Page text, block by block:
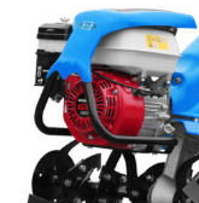
Επιλέξτε την